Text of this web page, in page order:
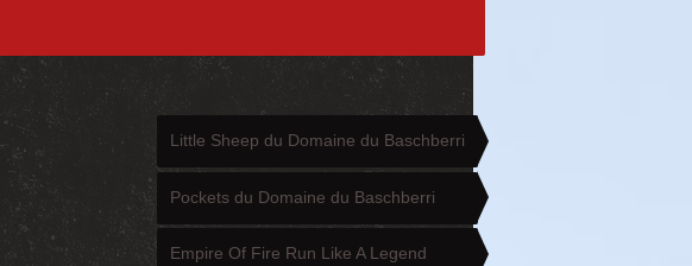
Little Sheep du Domaine du Baschberri
Pockets du Domaine du Baschberri
Empire Of Fire Run Like A Legend